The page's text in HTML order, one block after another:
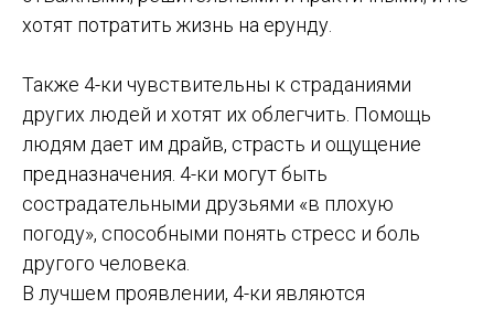
хотят потратить жизнь на ерунду.
Также 4-ки чувствительны к страданиями
других людей и хотят их облегчить. Помощь
людям дает им драйв, страсть и ощущение
предназначения. 4-ки могут быть
сострадательными друзьями «в плохую
погоду», способными понять стресс и боль
другого человека.
В лучшем проявлении, 4-ки являются